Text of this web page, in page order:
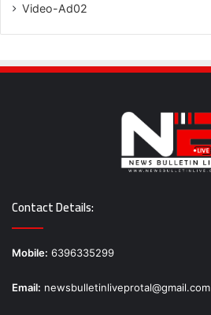
Video-Ad02
Contact Details:
Mobile: 6396335299
Email: newsbulletinliveprotal@gmail.com